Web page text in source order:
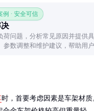
例 · 安全可信
荷问题，分析常见原因并提供
参数调整和维护建议，帮助用
时，首要考虑因素是车架材